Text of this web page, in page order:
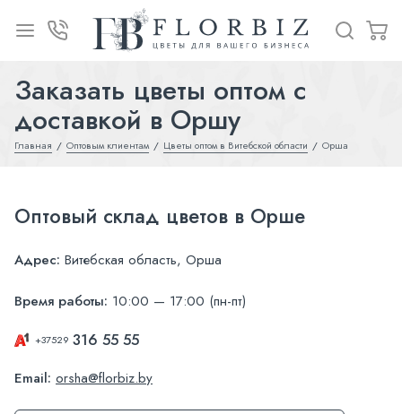
Заказать цветы оптом с
доставкой в Оршу
Главная Оптовым клиентам Цветы оптом в Витебской области Орша
Оптовый склад цветов в Орше
Адрес: Витебская область, Орша
Время работы: 10:00 — 17:00 (пн-пт)
+37529 316 55 55
Email: orsha@florbiz.by